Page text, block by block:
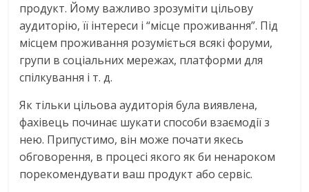
продукт. Йому важливо зрозуміти цільову
аудиторію, її інтереси і “місце проживання”. Під
місцем проживання розуміється всякі форуми,
групи в соціальних мережах, платформи для
спілкування і т. д.
Як тільки цільова аудиторія була виявлена,
фахівець починає шукати способи взаємодії з
нею. Припустимо, він може почати якесь
обговорення, в процесі якого як би ненароком
порекомендувати ваш продукт або сервіс.